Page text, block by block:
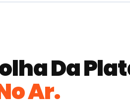
Da
Ar.